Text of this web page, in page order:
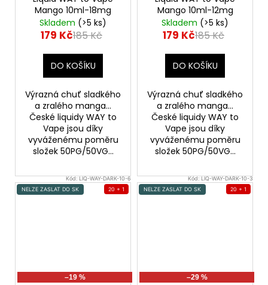
Mango 10ml-18mg
Skladem (>5 ks)
179 Kč185 Kč
DO KOŠÍKU
Výrazná chuť sladkého
a zralého manga...
České liquidy WAY to
Vape jsou díky
vyváženému poměru
složek 50PG/50VG...
Mango 10ml-12mg
Skladem (>5 ks)
179 Kč185 Kč
DO KOŠÍKU
Výrazná chuť sladkého
a zralého manga...
České liquidy WAY to
Vape jsou díky
vyváženému poměru
složek 50PG/50VG...
Kód:LIQ-WAY-DARK-10-6
NELZE ZASLAT DO SK
–19 %
20 + 1
Kód:LIQ-WAY-DARK-10-3
NELZE ZASLAT DO SK
–29 %
20 + 1